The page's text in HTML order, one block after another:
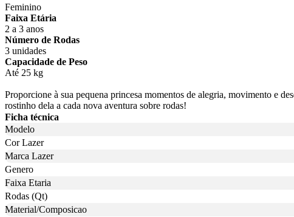
Feminino
Faixa Etária
2 a 3 anos
Número de Rodas
3 unidades
Capacidade de Peso
Até 25 kg
Proporcione à sua pequena princesa momentos de alegria, movimento e
rostinho dela a cada nova aventura sobre rodas!
Ficha técnica
Modelo
Cor Lazer
Marca Lazer
Genero
Faixa Etaria
Rodas (Qt)
Material/Composicao